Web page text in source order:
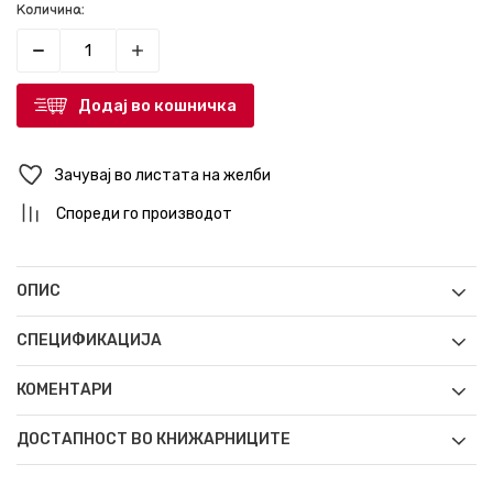
Количина:
Додај во кошничка
Зачувај во листата на желби
Спореди го производот
ОПИС
СПЕЦИФИКАЦИЈА
КОМЕНТАРИ
ДОСТАПНОСТ ВО КНИЖАРНИЦИТЕ